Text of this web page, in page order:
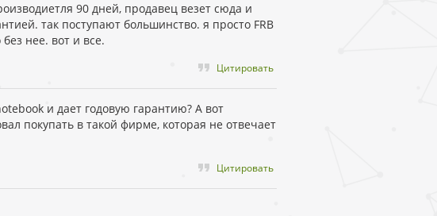
90 дней, продавец везет сюда и
так поступают большинство. я просто FRB
нее. вот и все.
Цитировать
и дает годовую гарантию? А вот
покупать в такой фирме, которая не отвечает
Цитировать